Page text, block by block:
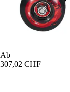
Ab
307,02 CHF